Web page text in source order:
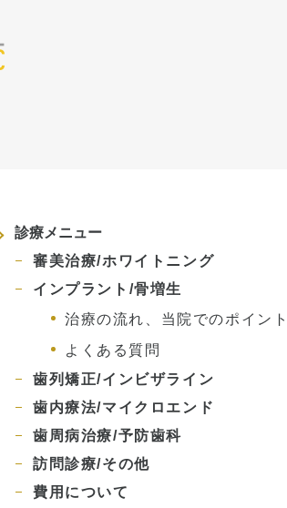
診療メニュー
審美治療/ホワイトニング
インプラント/骨増生
治療の流れ、当院でのポイント
よくある質問
歯列矯正/インビザライン
歯内療法/マイクロエンド
歯周病治療/予防歯科
訪問診療/その他
費用について